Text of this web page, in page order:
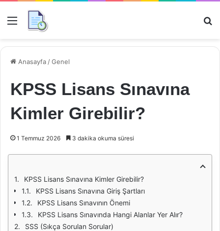
Menü
Anasayfa /Genel
KPSS Lisans Sınavına
Kimler Girebilir?
1 Temmuz 2026 3 dakika okuma süresi
KPSS Lisans Sınavına Kimler Girebilir?
KPSS Lisans Sınavına Giriş Şartları
KPSS Lisans Sınavının Önemi
KPSS Lisans Sınavında Hangi Alanlar Yer Alır?
SSS (Sıkça Sorulan Sorular)